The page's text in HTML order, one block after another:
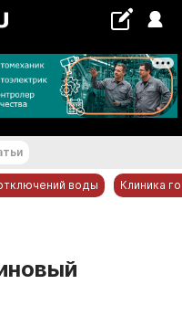
°С
воды Клиника